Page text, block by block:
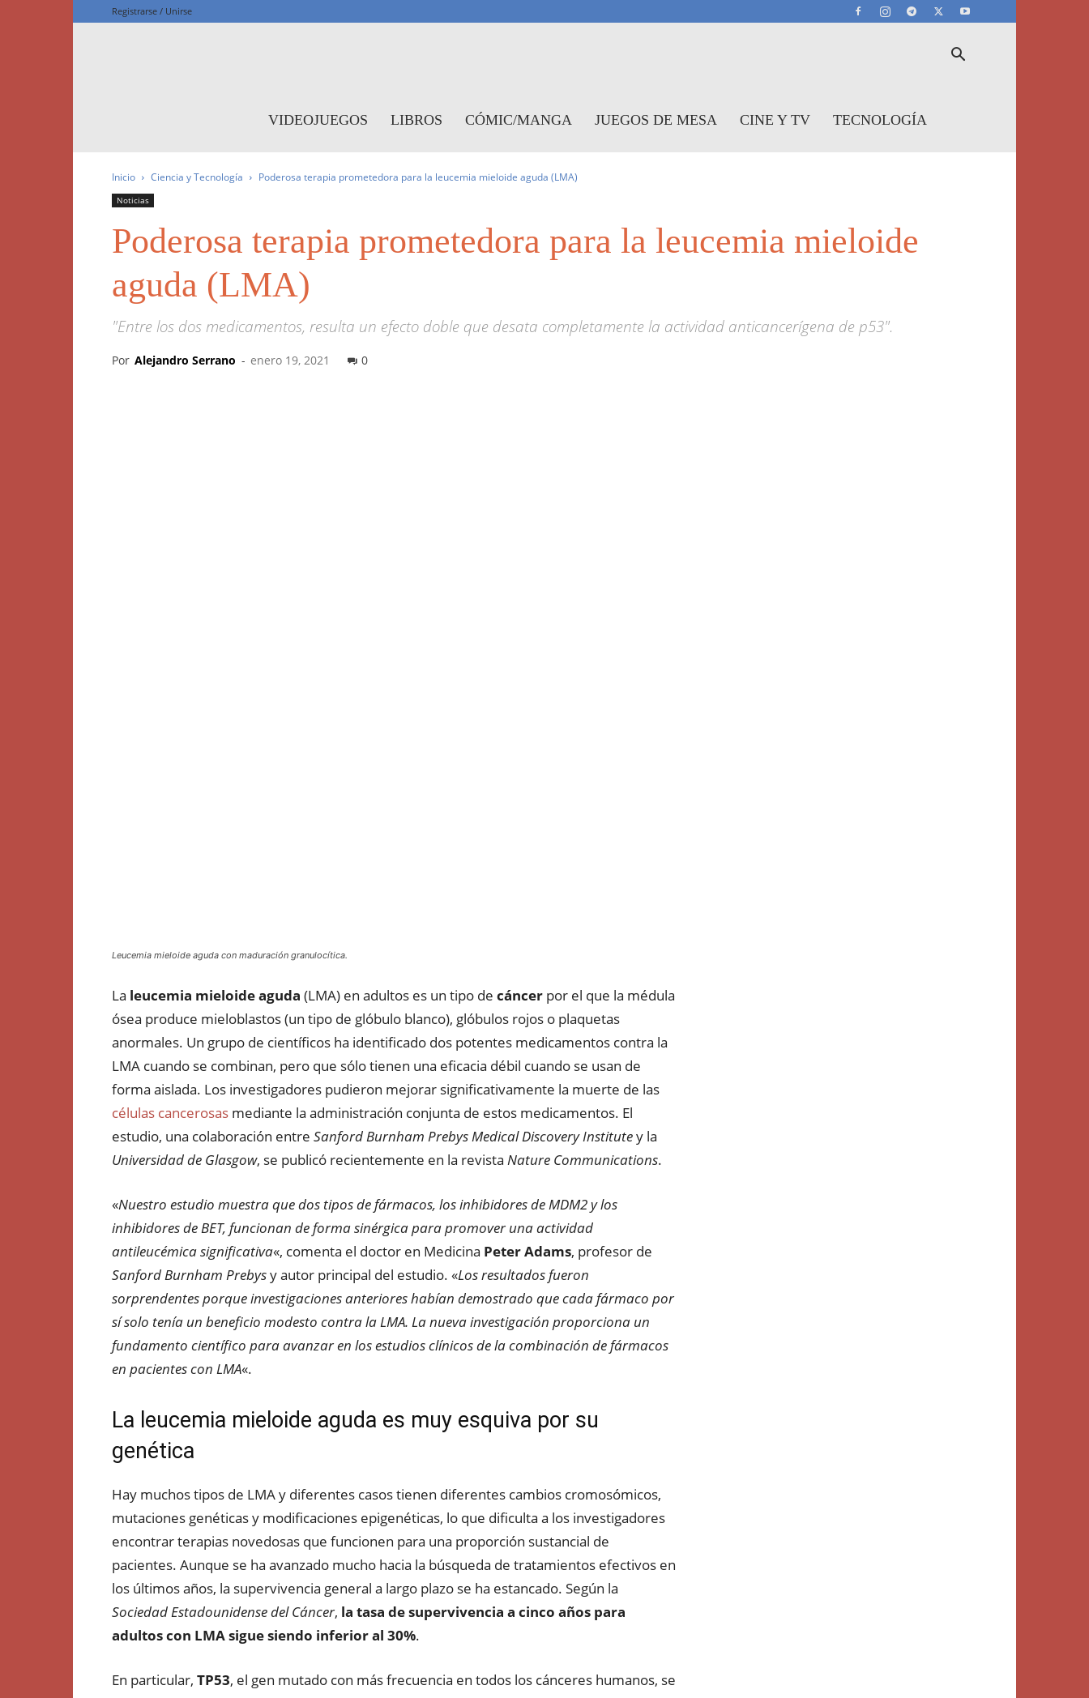
Registrarse / Unirse
VIDEOJUEGOS LIBROS CÓMIC/MANGA JUEGOS DE MESA CINE Y TV TECNOLOGÍA
Inicio Ciencia y Tecnología Poderosa terapia prometedora para la leucemia mieloide aguda (LMA)
Noticias
Poderosa terapia prometedora para la leucemia mieloide
aguda (LMA)
"Entre los dos medicamentos, resulta un efecto doble que desata completamente la actividad anticancerígena de p53".
Por Alejandro Serrano - enero 19, 2021 0
Leucemia mieloide aguda con maduración granulocítica.
La leucemia mieloide aguda (LMA) en adultos es un tipo de cáncer por el que la médula
ósea produce mieloblastos (un tipo de glóbulo blanco), glóbulos rojos o plaquetas
anormales. Un grupo de científicos ha identificado dos potentes medicamentos contra la
LMA cuando se combinan, pero que sólo tienen una eficacia débil cuando se usan de
forma aislada. Los investigadores pudieron mejorar significativamente la muerte de las
células cancerosas mediante la administración conjunta de estos medicamentos. El
estudio, una colaboración entre Sanford Burnham Prebys Medical Discovery Institutey la
Universidad de Glasgow, se publicó recientemente en la revista Nature Communications.
«Nuestro estudio muestra que dos tipos de fármacos, los inhibidores de MDM2 y los
inhibidores de BET, funcionan de forma sinérgica para promover una actividad
antileucémica significativa«, comenta el doctor en Medicina Peter Adams, profesor de
Sanford Burnham Prebysy autor principal del estudio. «Los resultados fueron
sorprendentes porque investigaciones anteriores habían demostrado que cada fármaco por
sí solo tenía un beneficio modesto contra la LMA. La nueva investigación proporciona un
fundamento científico para avanzar en los estudios clínicos de la combinación de fármacos
en pacientes con LMA«.
La leucemia mieloide aguda es muy esquiva por su
genética
Hay muchos tipos de LMA y diferentes casos tienen diferentes cambios cromosómicos,
mutaciones genéticas y modificaciones epigenéticas, lo que dificulta a los investigadores
encontrar terapias novedosas que funcionen para una proporción sustancial de
pacientes. Aunque se ha avanzado mucho hacia la búsqueda de tratamientos efectivos en
los últimos años, la supervivencia general a largo plazo se ha estancado. Según la
Sociedad Estadounidense del Cáncer, la tasa de supervivencia a cinco años para
adultos con LMA sigue siendo inferior al 30%.
En particular, TP53, el gen mutado con más frecuencia en todos los cánceres humanos, se